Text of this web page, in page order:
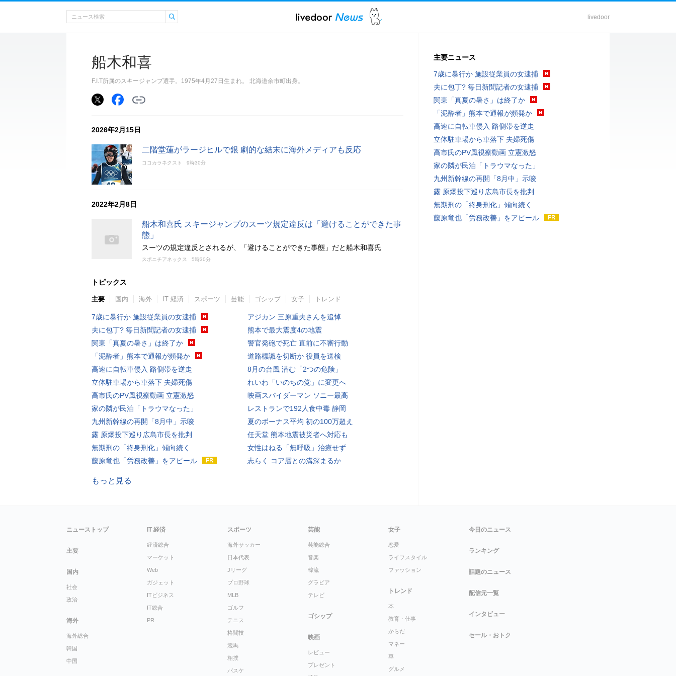
livedoor
船木和喜
F.I.T所属のスキージャンプ選手。1975年4月27日生まれ。 北海道余市町出身。
2026年2月15日
二階堂蓮がラージヒルで銀 劇的な結末に海外メディアも反応
ココカラネクスト 9時30分
2022年2月8日
船木和喜氏 スキージャンプのスーツ規定違反は「避けることができた事
態」
スーツの規定違反とされるが、「避けることができた事態」だと船木和喜氏
スポニチアネックス 5時30分
トピックス
主要 国内 海外 IT 経済 スポーツ 芸能 ゴシップ 女子 トレンド
7歳に暴行か 施設従業員の女逮捕
夫に包丁? 毎日新聞記者の女逮捕
関東「真夏の暑さ」は終了か
「泥酔者」熊本で通報が頻発か
高速に自転車侵入 路側帯を逆走
立体駐車場から車落下 夫婦死傷
高市氏のPV風視察動画 立憲激怒
家の隣が民泊「トラウマなった」
九州新幹線の再開「8月中」示唆
露 原爆投下巡り広島市長を批判
無期刑の「終身刑化」傾向続く
藤原竜也「労務改善」をアピール
アジカン 三原重夫さんを追悼
熊本で最大震度4の地震
警官発砲で死亡 直前に不審行動
道路標識を切断か 役員を送検
8月の台風 潜む「2つの危険」
れいわ「いのちの党」に変更へ
映画スパイダーマン ソニー最高
レストランで192人食中毒 静岡
夏のボーナス平均 初の100万超え
任天堂 熊本地震被災者へ対応も
女性はねる「無呼吸」治療せず
志らく コア層との溝深まるか
もっと見る
主要ニュース
7歳に暴行か 施設従業員の女逮捕
夫に包丁? 毎日新聞記者の女逮捕
関東「真夏の暑さ」は終了か
「泥酔者」熊本で通報が頻発か
高速に自転車侵入 路側帯を逆走
立体駐車場から車落下 夫婦死傷
高市氏のPV風視察動画 立憲激怒
家の隣が民泊「トラウマなった」
九州新幹線の再開「8月中」示唆
露 原爆投下巡り広島市長を批判
無期刑の「終身刑化」傾向続く
藤原竜也「労務改善」をアピール
ニューストップ
主要
国内
社会
政治
海外
海外総合
韓国
中国
IT 経済
経済総合
マーケット
Web
ガジェット
ITビジネス
IT総合
PR
スポーツ
海外サッカー
日本代表
Jリーグ
プロ野球
MLB
ゴルフ
テニス
格闘技
競馬
相撲
バスケ
芸能
芸能総合
音楽
韓流
グラビア
テレビ
ゴシップ
映画
レビュー
プレゼント
女子
恋愛
ライフスタイル
ファッション
トレンド
本
教育・仕事
からだ
マネー
車
グルメ
今日のニュース
ランキング
話題のニュース
配信元一覧
インタビュー
セール・おトク